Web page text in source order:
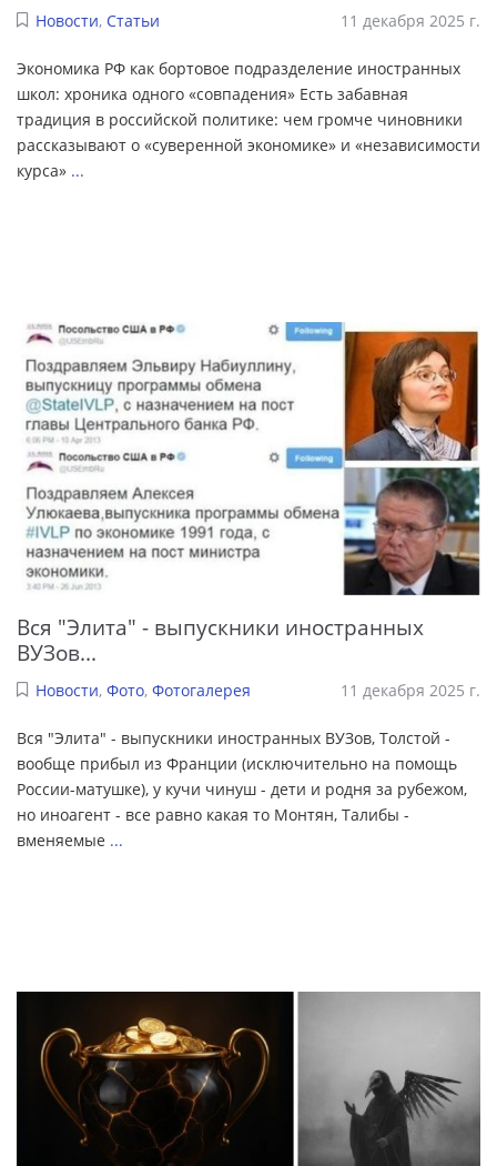
Новости, Статьи 11 декабря 2025 г.
Экономика РФ как бортовое подразделение иностранных
школ: хроника одного «совпадения» Есть забавная
традиция в российской политике: чем громче чиновники
рассказывают о «суверенной экономике» и «независимости
курса» ...
Вся "Элита" - выпускники иностранных
ВУЗов...
Новости, Фото, Фотогалерея 11 декабря 2025 г.
Вся "Элита" - выпускники иностранных ВУЗов, Толстой -
вообще прибыл из Франции (исключительно на помощь
России-матушке), у кучи чинуш - дети и родня за рубежом,
но иноагент - все равно какая то Монтян, Талибы -
вменяемые ...